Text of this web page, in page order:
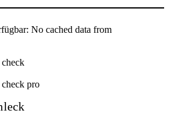
No cached data from
pro